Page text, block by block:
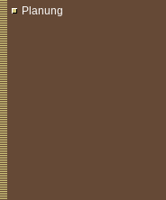
Planung